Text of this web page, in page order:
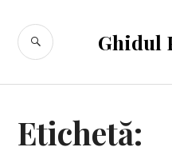
conținut
Ghidul
CĂUTARE
Etichetă: